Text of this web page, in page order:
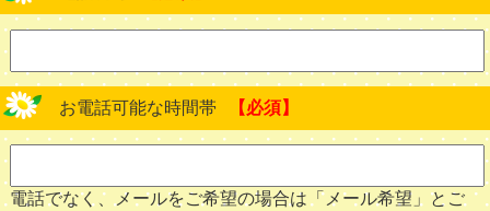
お電話可能な時間帯 【必須】
電話でなく、メールをご希望の場合は「メール希望」とご